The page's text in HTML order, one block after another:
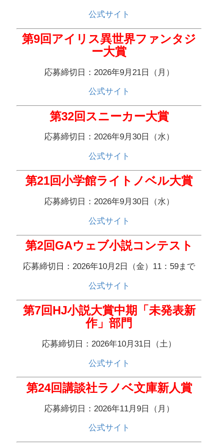
公式サイト
第9回アイリス異世界ファンタジ
ー大賞
応募締切日：2026年9月21日（月）
公式サイト
第32回スニーカー大賞
応募締切日：2026年9月30日（水）
公式サイト
第21回小学館ライトノベル大賞
応募締切日：2026年9月30日（水）
公式サイト
第2回GAウェブ小説コンテスト
応募締切日：2026年10月2日（金）11：59まで
公式サイト
第7回HJ小説大賞中期「未発表新
作」部門
応募締切日：2026年10月31日（土）
公式サイト
第24回講談社ラノベ文庫新人賞
応募締切日：2026年11月9日（月）
公式サイト